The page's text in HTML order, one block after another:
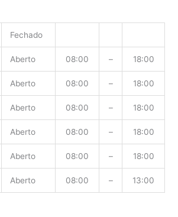
Fechado
Aberto 08:00 – 18:00
Aberto 08:00 – 18:00
Aberto 08:00 – 18:00
Aberto 08:00 – 18:00
Aberto 08:00 – 18:00
Aberto 08:00 – 13:00